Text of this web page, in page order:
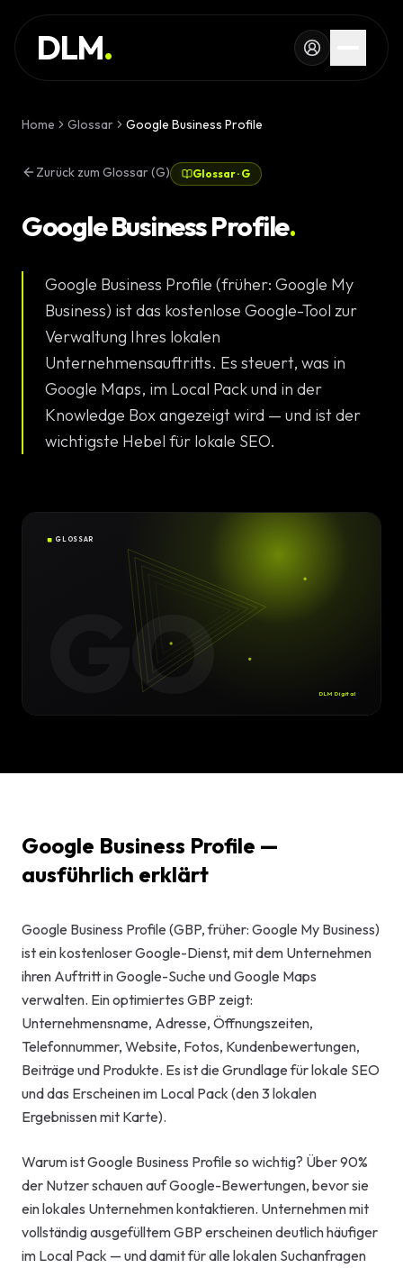
Skip to main content
DLM.
DIENSTLEISTUNG
REFERENZEN
WISSEN
GLOSSAR
MAGAZIN
KONFIGURATOR
RECHNER
PROJEKT
STARTEN
Premium
GEO &
Beratung
Home Glossar Google Business Profile
Zurück zum Glossar (G) Glossar· G
Google Business Profile.
Google Business Profile (früher: Google My
Business) ist das kostenlose Google-Tool zur
Verwaltung Ihres lokalen
Unternehmensauftritts. Es steuert, was in
Google Maps, im Local Pack und in der
Knowledge Box angezeigt wird — und ist der
wichtigste Hebel für lokale SEO.
GO
GLOSSAR
DLM Digital
Google Business Profile —
ausführlich erklärt
Google Business Profile (GBP, früher: Google My Business)
ist ein kostenloser Google-Dienst, mit dem Unternehmen
ihren Auftritt in Google-Suche und Google Maps
verwalten. Ein optimiertes GBP zeigt:
Unternehmensname, Adresse, Öffnungszeiten,
Telefonnummer, Website, Fotos, Kundenbewertungen,
Beiträge und Produkte. Es ist die Grundlage für lokale SEO
und das Erscheinen im Local Pack (den 3 lokalen
Ergebnissen mit Karte).
Warum ist Google Business Profile so wichtig? Über 90%
der Nutzer schauen auf Google-Bewertungen, bevor sie
ein lokales Unternehmen kontaktieren. Unternehmen mit
vollständig ausgefülltem GBP erscheinen deutlich häufiger
im Local Pack — und damit für alle lokalen Suchanfragen